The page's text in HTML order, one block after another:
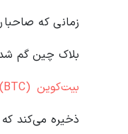
زمانی که
بلاک چین گم
بیت‌کوین (BTC)
ذخیره می‌کند